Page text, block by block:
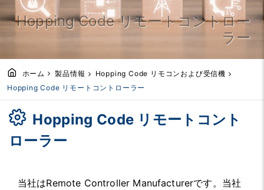
Hopping Code リモートコントロー
ラー
ホーム 製品情報
Hopping Code リモコンおよび受信機
Hopping Code リモートコントローラー
Hopping Code リモートコント
ローラー
当社はRemote Controller Manufacturerです。当社